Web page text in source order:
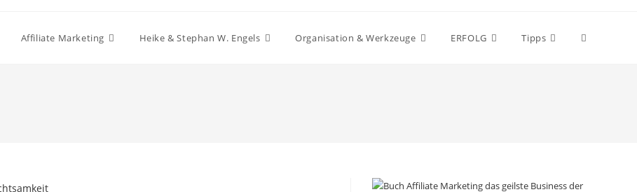
Affiliate Marketing Heike & Stephan W. Engels Organisation & Werkzeuge ERFOLG Tipps Website-